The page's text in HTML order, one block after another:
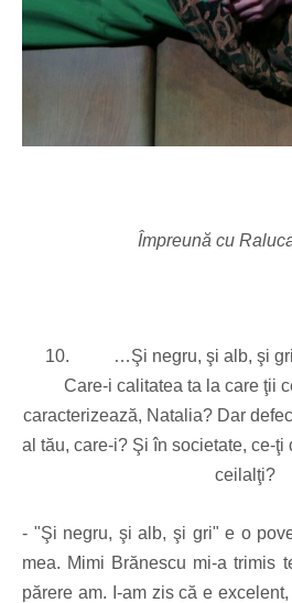
Împreună cu
10. …Şi negru, şi alb, şi
Care-i calitatea ta la care ţii
caracterizează, Natalia? Dar
al tău, care-i? Şi în societate, ce-
ceilalţi?
- "Şi negru, şi alb, şi gri" e o
mea. Mimi Brănescu mi-a trimis
părere am. I-am zis că e